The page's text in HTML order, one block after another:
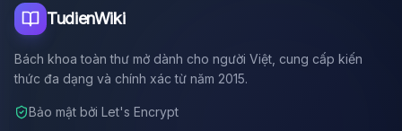
TudienWiki
Bách khoa toàn thư mở dành cho người Việt, cung cấp kiến
thức đa dạng và chính xác từ năm 2015.
Bảo mật bởi Let's Encrypt